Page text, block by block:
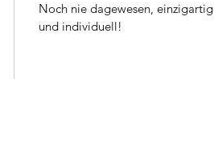
Noch nie dagewesen, einzigartig
und individuell!